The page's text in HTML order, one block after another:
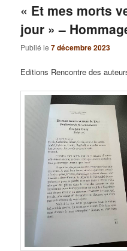
« Et mes morts
jour » –
Publié le7 décembre 2023
Editions Rencontre des